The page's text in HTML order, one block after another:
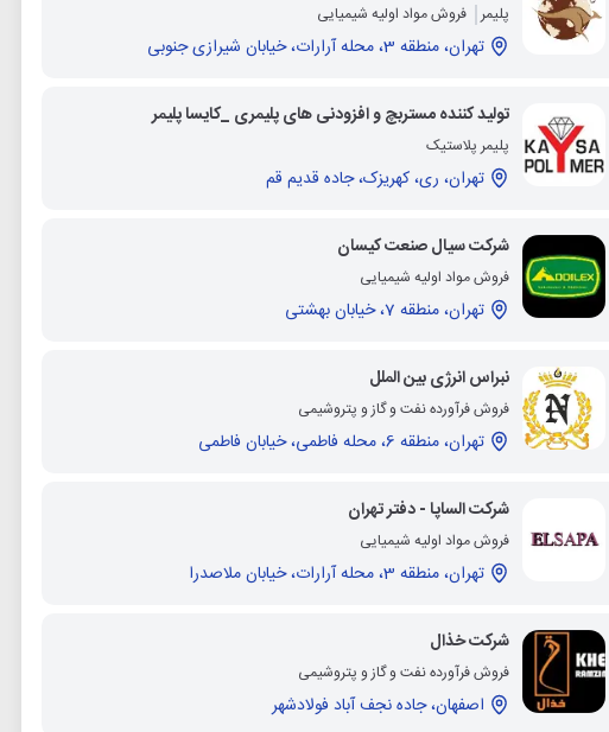
پلیمر فروش مواد اولیه شیمیایی
تهران، منطقه 3، محله آرارات، خیابان شیرازی جنوبی
تولید کننده مستربچ و افزودنی های پلیمری _کایسا پلیمر
پلیمر پلاستیک
تهران، ری، کهریزک، جاده قدیم قم
شرکت سیال صنعت کیسان
فروش مواد اولیه شیمیایی
تهران، منطقه 7، خیابان بهشتی
نبراس انرژی بین الملل
فروش فرآورده نفت و گاز و پتروشیمی
تهران، منطقه 6، محله فاطمی، خیابان فاطمی
شرکت الساپا - دفتر تهران
فروش مواد اولیه شیمیایی
تهران، منطقه 3، محله آرارات، خیابان ملاصدرا
شرکت خذال
فروش فرآورده نفت و گاز و پتروشیمی
اصفهان، جاده نجف آباد فولادشهر